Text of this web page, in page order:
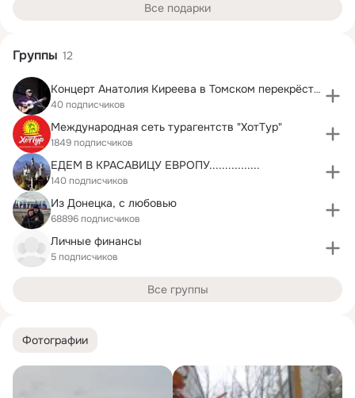
Фотографии
Все подарки
Группы 12
Концерт Анатолия Киреева в Томском перекрёстке
40 подписчиков
Международная сеть турагентств "ХотТур"
1849 подписчиков
ЕДЕМ В КРАСАВИЦУ ЕВРОПУ................
140 подписчиков
Из Донецка, с любовью
68896 подписчиков
Личные финансы
5 подписчиков
Все группы